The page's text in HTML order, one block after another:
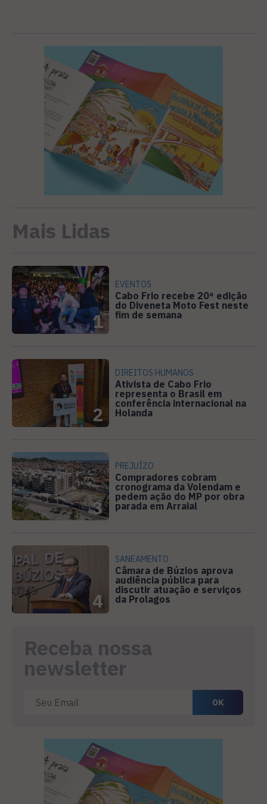
Mais Lidas
1
EVENTOS
Cabo Frio recebe 20ª edição
do Diveneta Moto Fest neste
fim de semana
2
DIREITOS HUMANOS
Ativista de Cabo Frio
representa o Brasil em
conferência internacional na
Holanda
3
PREJUÍZO
Compradores cobram
cronograma da Volendam e
pedem ação do MP por obra
parada em Arraial
4
SANEAMENTO
Câmara de Búzios aprova
audiência pública para
discutir atuação e serviços
da Prolagos
Receba nossa
newsletter